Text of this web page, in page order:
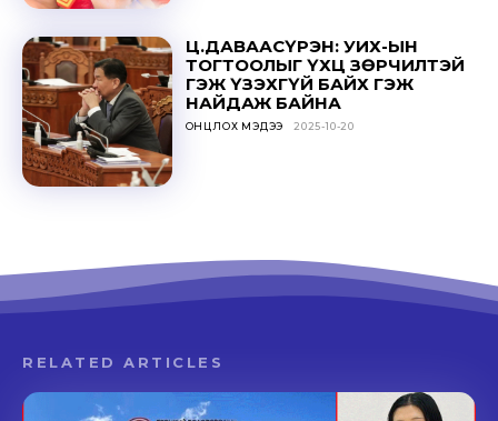
Ц.ДАВААСҮРЭН: УИХ-ЫН
ТОГТООЛЫГ ҮХЦ ЗӨРЧИЛТЭЙ
ГЭЖ ҮЗЭХГҮЙ БАЙХ ГЭЖ
НАЙДАЖ БАЙНА
ОНЦЛОХ МЭДЭЭ 2025-10-20
RELATED ARTICLES